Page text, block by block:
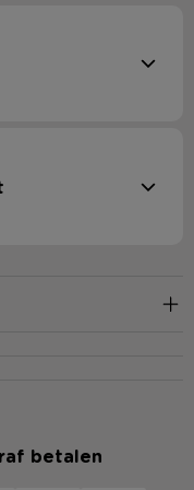
betalen